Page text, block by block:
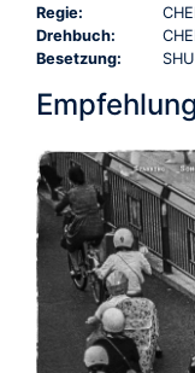
Regie:
Drehbuch:
Besetzung: